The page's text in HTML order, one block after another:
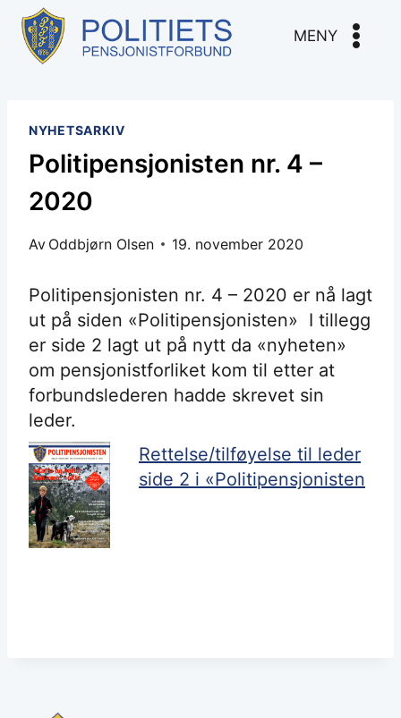
Skip
content
MENY
NYHETSARKIV
Politipensjonisten nr. 4 –
2020
Av Oddbjørn Olsen 19. november 2020
Politipensjonisten nr. 4 – 2020 er nå lagt
ut på siden «Politipensjonisten» I tillegg
er side 2 lagt ut på nytt da «nyheten»
om pensjonistforliket kom til etter at
forbundslederen hadde skrevet sin
leder.
Rettelse/tilføyelse til leder
side 2 i «Politipensjonisten